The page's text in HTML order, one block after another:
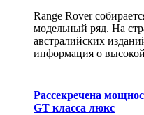
Range Rover
модельный ряд. На
австралийских
информация о
Рассекречена
GT класса люкс